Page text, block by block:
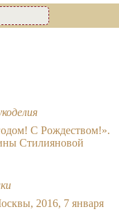
С Рождеством!».
Стилияновой
2016, 7 января